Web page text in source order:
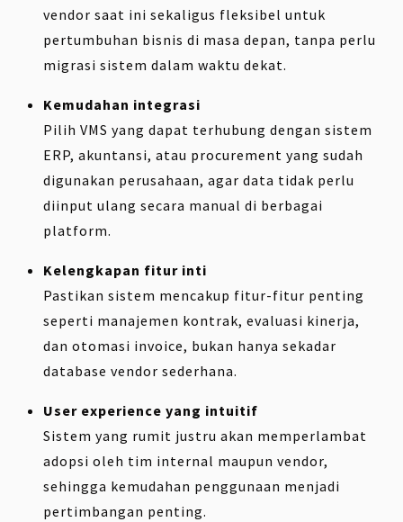
vendor saat ini sekaligus fleksibel untuk
pertumbuhan bisnis di masa depan, tanpa perlu
migrasi sistem dalam waktu dekat.
Kemudahan integrasi
Pilih VMS yang dapat terhubung dengan sistem
ERP, akuntansi, atau procurement yang sudah
digunakan perusahaan, agar data tidak perlu
diinput ulang secara manual di berbagai
platform.
Kelengkapan fitur inti
Pastikan sistem mencakup fitur-fitur penting
seperti manajemen kontrak, evaluasi kinerja,
dan otomasi invoice, bukan hanya sekadar
database vendor sederhana.
User experience yang intuitif
Sistem yang rumit justru akan memperlambat
adopsi oleh tim internal maupun vendor,
sehingga kemudahan penggunaan menjadi
pertimbangan penting.